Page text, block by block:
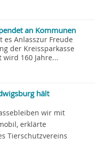
an Kommunen
Anlasszur Freude
der Kreissparkasse
160 Jahre...
hält
wir mit
erklärte
Tierschutzvereins